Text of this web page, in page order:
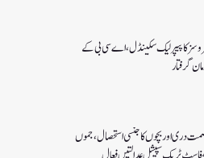
کا پیپر لیک سکینڈل،اے سی بی کے
دری اور بچوں کا جنسی استحصال،جموں